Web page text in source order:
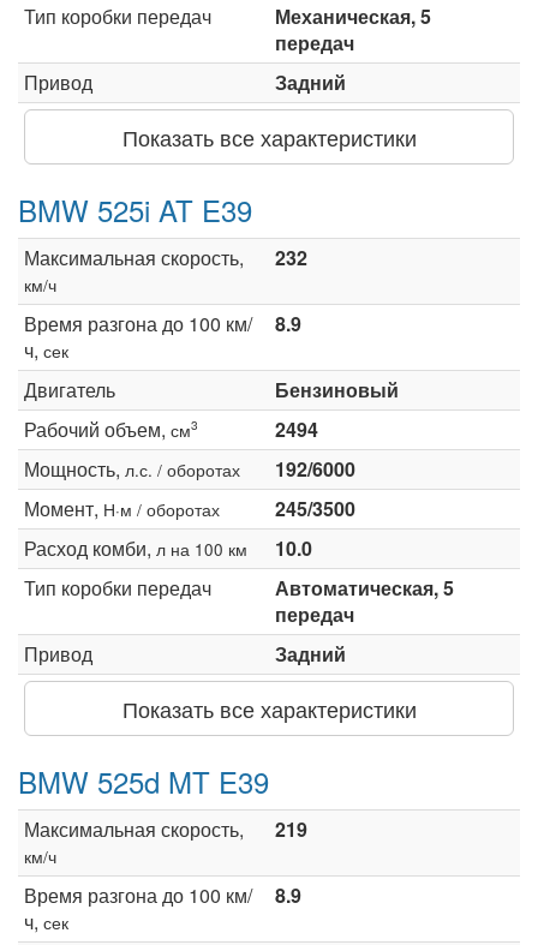
Тип коробки передач
Механическая, 5
передач
Привод
Задний
Показать все характеристики
BMW 525i AT E39
Максимальная скорость,
км/ч
232
Время разгона до 100 км/
ч, сек
8.9
Двигатель
Бензиновый
Рабочий объем, см3
2494
Мощность, л.с. / оборотах
192/6000
Момент, Н·м / оборотах
245/3500
Расход комби, л на 100 км
10.0
Тип коробки передач
Автоматическая, 5
передач
Привод
Задний
Показать все характеристики
BMW 525d MT E39
Максимальная скорость,
км/ч
219
Время разгона до 100 км/
ч, сек
8.9